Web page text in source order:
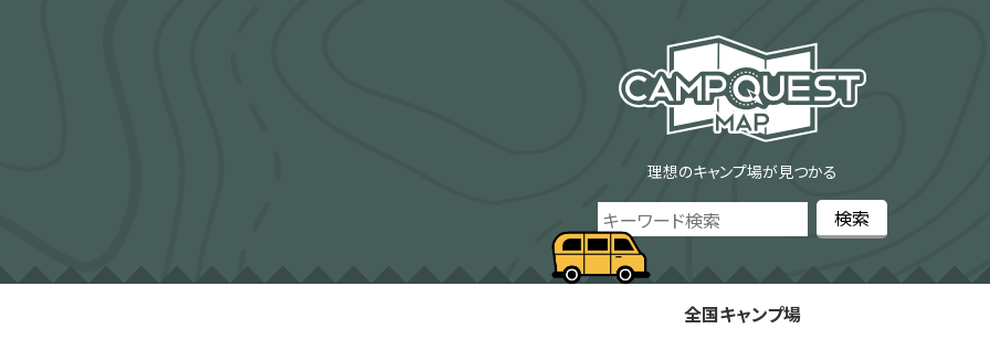
理想のキャンプ場が見つかる
全国キャンプ場